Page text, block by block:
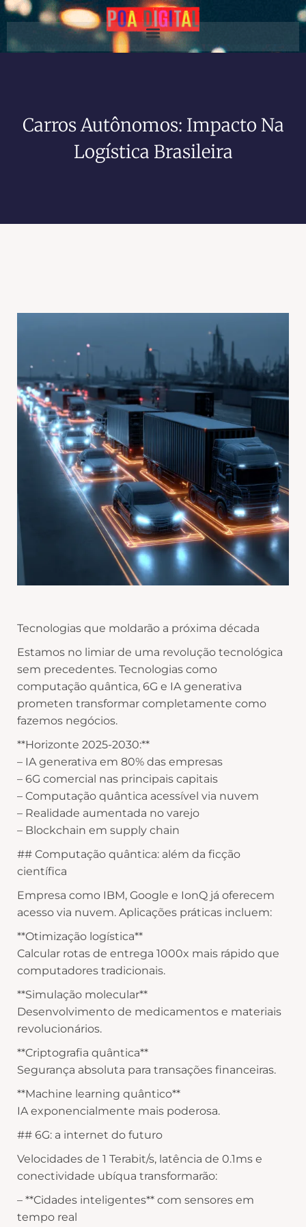
Carros Autônomos: Impacto Na
Logística Brasileira
Tecnologias que moldarão a próxima década
Estamos no limiar de uma revolução tecnológica
sem precedentes. Tecnologias como
computação quântica, 6G e IA generativa
prometen transformar completamente como
fazemos negócios.
**Horizonte 2025-2030:**
– IA generativa em 80% das empresas
– 6G comercial nas principais capitais
– Computação quântica acessível via nuvem
– Realidade aumentada no varejo
– Blockchain em supply chain
## Computação quântica: além da ficção
científica
Empresa como IBM, Google e IonQ já oferecem
acesso via nuvem. Aplicações práticas incluem:
**Otimização logística**
Calcular rotas de entrega 1000x mais rápido que
computadores tradicionais.
**Simulação molecular**
Desenvolvimento de medicamentos e materiais
revolucionários.
**Criptografia quântica**
Segurança absoluta para transações financeiras.
**Machine learning quântico**
IA exponencialmente mais poderosa.
## 6G: a internet do futuro
Velocidades de 1 Terabit/s, latência de 0.1ms e
conectividade ubíqua transformarão:
– **Cidades inteligentes** com sensores em
tempo real